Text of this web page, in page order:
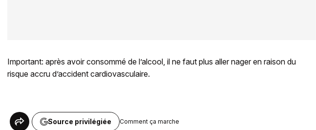
Important: après avoir consommé de l’alcool, il ne faut plus aller nager en raison du
risque accru d’accident cardiovasculaire.
Source privilégiée Comment ça marche